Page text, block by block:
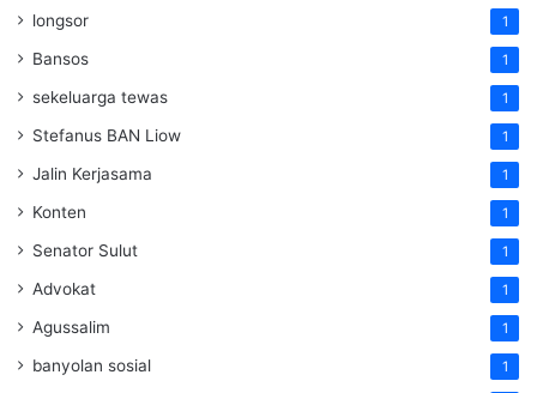
longsor 1
Bansos 1
sekeluarga tewas 1
Stefanus BAN Liow 1
Jalin Kerjasama 1
Konten 1
Senator Sulut 1
Advokat 1
Agussalim 1
banyolan sosial 1